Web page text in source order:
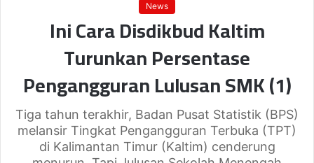
News
Ini Cara Disdikbud Kaltim
Turunkan Persentase
Pengangguran Lulusan SMK (1)
Tiga tahun terakhir, Badan Pusat Statistik (BPS)
melansir Tingkat Pengangguran Terbuka (TPT)
di Kalimantan Timur (Kaltim) cenderung